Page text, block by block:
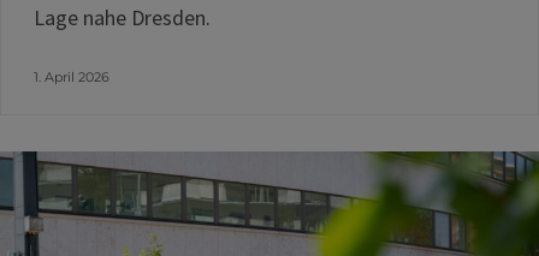
Lage nahe Dresden.
1. April 2026